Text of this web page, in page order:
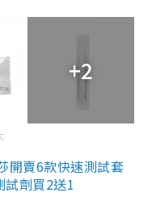
+2
開賣6款快速測試套
劑買2送1